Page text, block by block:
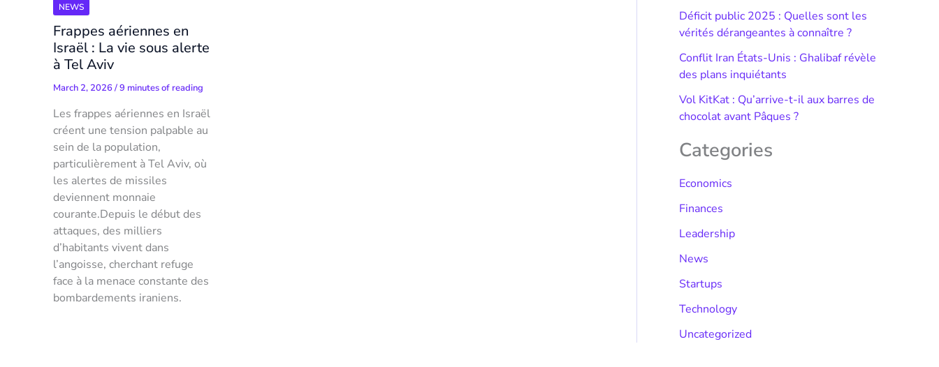
NEWS
Frappes aériennes en
Israël : La vie sous alerte
à Tel Aviv
March 2, 2026/9 minutes of reading
Les frappes aériennes en Israël
créent une tension palpable au
sein de la population,
particulièrement à Tel Aviv, où
les alertes de missiles
deviennent monnaie
courante.Depuis le début des
attaques, des milliers
d’habitants vivent dans
l’angoisse, cherchant refuge
face à la menace constante des
bombardements iraniens.
Déficit public 2025 : Quelles sont les
vérités dérangeantes à connaître ?
Conflit Iran États-Unis : Ghalibaf révèle
des plans inquiétants
Vol KitKat : Qu’arrive-t-il aux barres de
chocolat avant Pâques ?
Categories
Economics
Finances
Leadership
News
Startups
Technology
Uncategorized